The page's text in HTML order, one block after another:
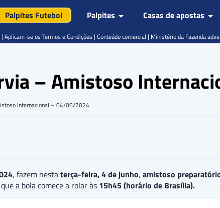
Palpites Futebol Palpites Casas de apostas
– Amistoso
Internacional – 04/06/2024
, fazem nestaterça-feira, 4 de junho, amistoso
a bola comece a rolar às 15h45 (horário de Brasília).
Aplicam-se os Termos e Condições | Conteúdo comercial | Ministério da Fazenda